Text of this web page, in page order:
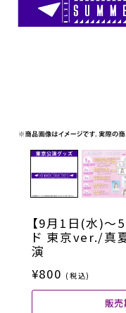
【9月1日(水)～
ド 東京ver./真
演
¥800 (税込)
販売